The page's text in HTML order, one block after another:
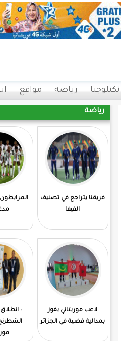
تكنلوجيا رياضة مواقع
رياضة
فريقنا يتراجع في تصنيف
الفيفا
لاعب موريتاني يفوز
بمدالية فضية في الجزائر
: